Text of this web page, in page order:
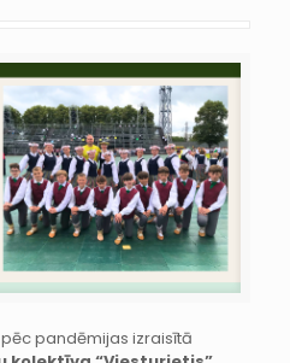
pandēmijas izraisītā